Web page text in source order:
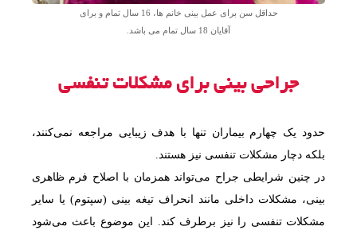
حداقل سن برای عمل بینی خانم ها، 16 سال تمام و برای
آقایان 18 سال تمام می باشد.
جراحی بینی برای مشکلات تنفسی
حدود یک چهارم بیماران تنها با هدف زیبایی مراجعه نمی‌کنند،
بلکه دچار مشکلات تنفسی نیز هستند.
در چنین شرایطی جراح می‌تواند همزمان با اصلاح فرم ظاهری
بینی، مشکلات داخلی مانند انحراف تیغه بینی (سپتوم) یا سایر
مشکلات تنفسی را نیز برطرف کند. این موضوع باعث می‌شود